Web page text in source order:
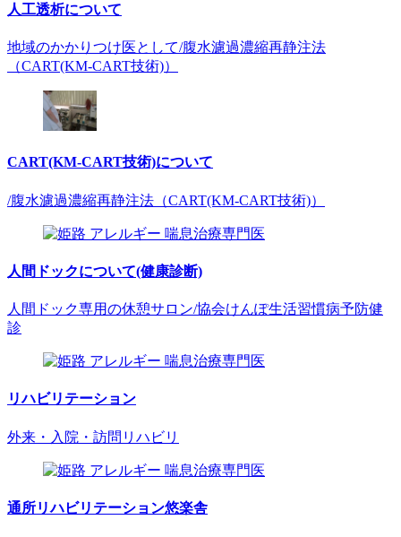
人工透析について
地域のかかりつけ医として/腹水濾過濃縮再静注法
（CART(KM-CART技術)）
CART(KM-CART技術)について
/腹水濾過濃縮再静注法（CART(KM-CART技術)）
人間ドックについて(健康診断)
人間ドック専用の休憩サロン/協会けんぽ生活習慣病予防健
診
リハビリテーション
外来・入院・訪問リハビリ
通所リハビリテーション悠楽舎